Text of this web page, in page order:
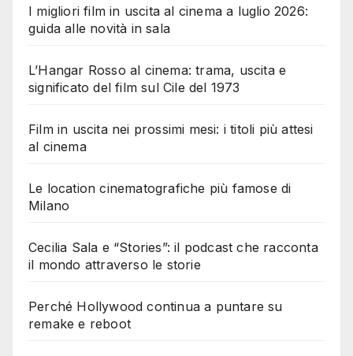
I migliori film in uscita al cinema a luglio 2026:
guida alle novità in sala
L’Hangar Rosso al cinema: trama, uscita e
significato del film sul Cile del 1973
Film in uscita nei prossimi mesi: i titoli più attesi
al cinema
Le location cinematografiche più famose di
Milano
Cecilia Sala e “Stories”: il podcast che racconta
il mondo attraverso le storie
Perché Hollywood continua a puntare su
remake e reboot